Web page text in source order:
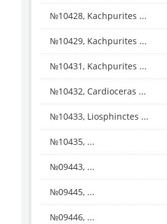
№10428, Kachpurites ...
№10429, Kachpurites ...
№10431, Kachpurites ...
№10432, Cardioceras ...
№10433, Liosphinctes ...
№10435, ...
№09443, ...
№09445, ...
№09446, ...